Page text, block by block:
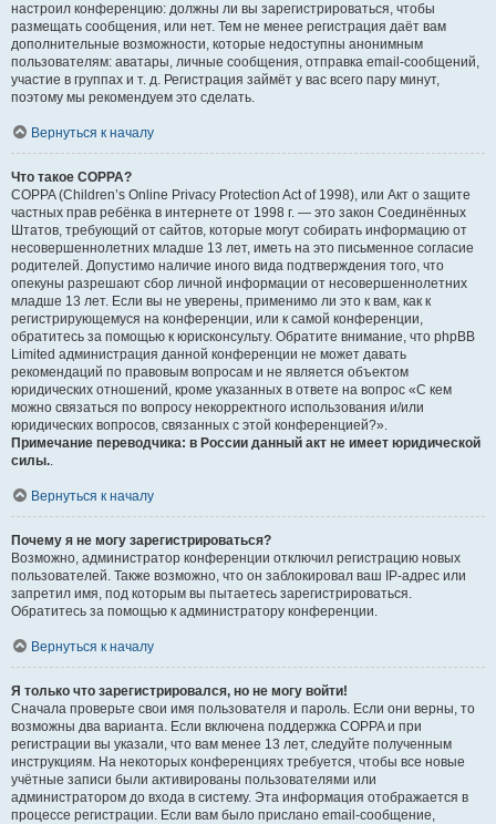
настроил конференцию: должны ли вы зарегистрироваться, чтобы
размещать сообщения, или нет. Тем не менее регистрация даёт вам
дополнительные возможности, которые недоступны анонимным
пользователям: аватары, личные сообщения, отправка email-сообщений,
участие в группах и т. д. Регистрация займёт у вас всего пару минут,
поэтому мы рекомендуем это сделать.
Вернуться к началу
Что такое COPPA?
COPPA (Children’s Online Privacy Protection Act of 1998), или Акт о защите
частных прав ребёнка в интернете от 1998 г. — это закон Соединённых
Штатов, требующий от сайтов, которые могут собирать информацию от
несовершеннолетних младше 13 лет, иметь на это письменное согласие
родителей. Допустимо наличие иного вида подтверждения того, что
опекуны разрешают сбор личной информации от несовершеннолетних
младше 13 лет. Если вы не уверены, применимо ли это к вам, как к
регистрирующемуся на конференции, или к самой конференции,
обратитесь за помощью к юрисконсульту. Обратите внимание, что phpBB
Limited администрация данной конференции не может давать
рекомендаций по правовым вопросам и не является объектом
юридических отношений, кроме указанных в ответе на вопрос «С кем
можно связаться по вопросу некорректного использования и/или
юридических вопросов, связанных с этой конференцией?».
Примечание переводчика: в России данный акт не имеет юридической
силы..
Вернуться к началу
Почему я не могу зарегистрироваться?
Возможно, администратор конференции отключил регистрацию новых
пользователей. Также возможно, что он заблокировал ваш IP-адрес или
запретил имя, под которым вы пытаетесь зарегистрироваться.
Обратитесь за помощью к администратору конференции.
Вернуться к началу
Я только что зарегистрировался, но не могу войти!
Сначала проверьте свои имя пользователя и пароль. Если они верны, то
возможны два варианта. Если включена поддержка COPPA и при
регистрации вы указали, что вам менее 13 лет, следуйте полученным
инструкциям. На некоторых конференциях требуется, чтобы все новые
учётные записи были активированы пользователями или
администратором до входа в систему. Эта информация отображается в
процессе регистрации. Если вам было прислано email-сообщение,